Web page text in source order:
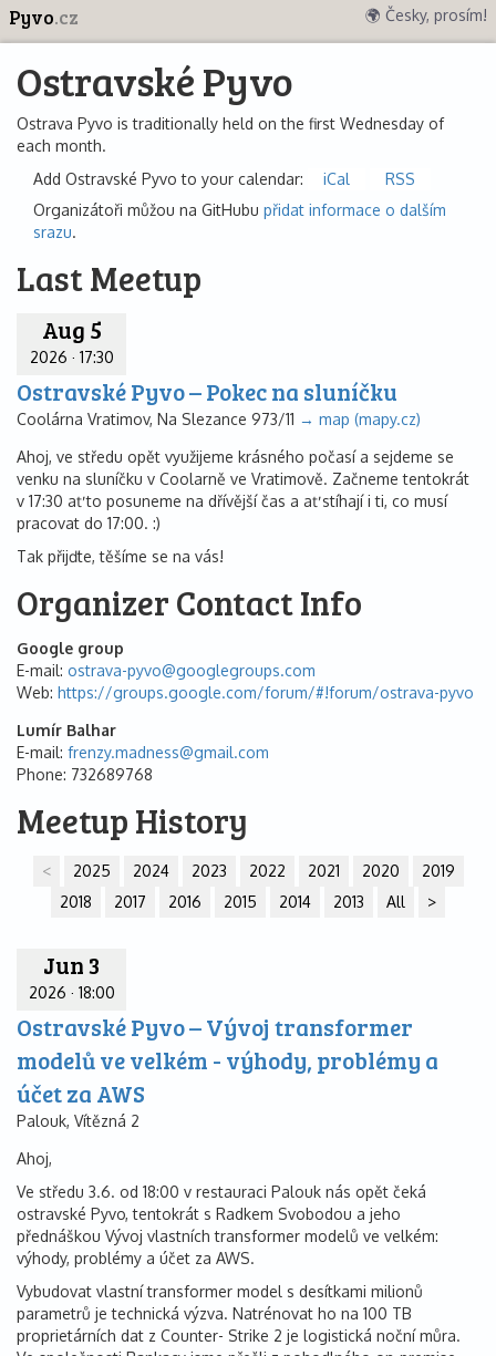
Pyvo.cz 🌍 Česky, prosím!
Ostravské Pyvo
Ostrava Pyvo is traditionally held on the first Wednesday of
each month.
Add Ostravské Pyvo to your calendar:
iCal
RSS
Organizátoři můžou na GitHubu přidat informace o dalším
srazu.
Last Meetup
Aug 5
2026 · 17:30
Ostravské Pyvo – Pokec na sluníčku
Coolárna Vratimov, Na Slezance 973/11 → map (mapy.cz)
Ahoj, ve středu opět využijeme krásného počasí a sejdeme se
venku na sluníčku v Coolarně ve Vratimově. Začneme tentokrát
v 17:30 ať to posuneme na dřívější čas a ať stíhají i ti, co musí
pracovat do 17:00. :)
Tak přijďte, těšíme se na vás!
Organizer Contact Info
Google group
E-mail ostrava-pyvo@googlegroups.com
Web https://groups.google.com/forum/#!forum/ostrava-pyvo
Lumír Balhar
E-mail frenzy.madness@gmail.com
Phone 732689768
Meetup History
< 2025 2024 2023 2022 2021 2020
2019
2018
2017 2016 2015 2014 2013 All >
Jun 3
2026 · 18:00
Ostravské Pyvo – Vývoj transformer
modelů ve velkém - výhody, problémy a
účet za AWS
Palouk, Vítězná 2
Ahoj,
Ve středu 3.6. od 18:00 v restauraci Palouk nás opět čeká
ostravské Pyvo, tentokrát s Radkem Svobodou a jeho
přednáškou Vývoj vlastních transformer modelů ve velkém:
výhody, problémy a účet za AWS.
Vybudovat vlastní transformer model s desítkami milionů
parametrů je technická výzva. Natrénovat ho na 100 TB
proprietárních dat z Counter- Strike 2 je logistická noční můra.